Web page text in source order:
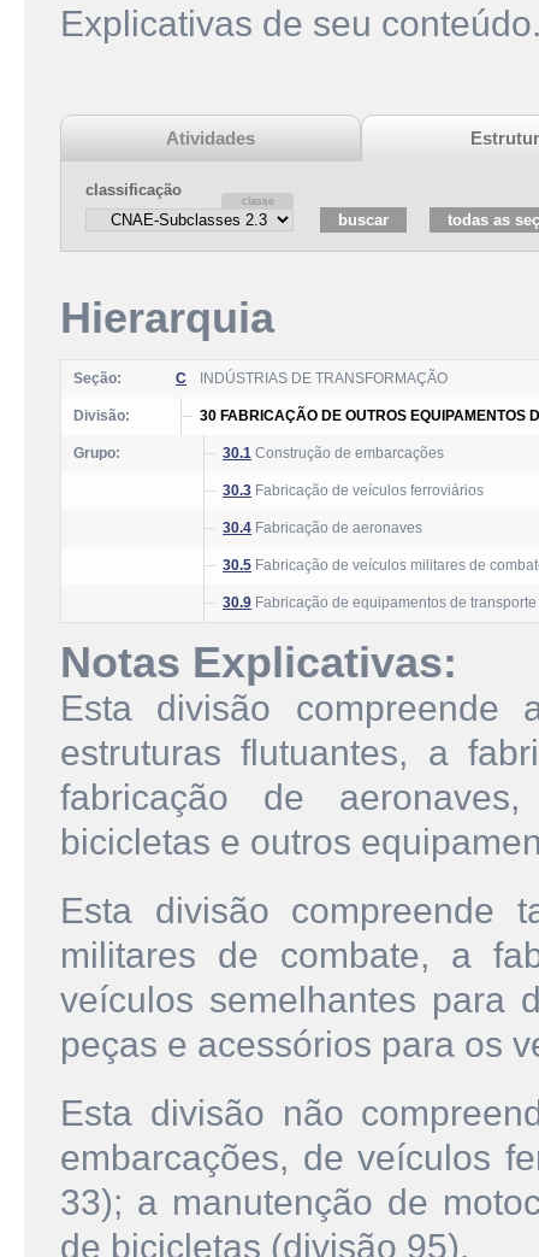
Explicativas de seu
Atividades
classificação
Hierarquia
Seção: C INDÚSTRIAS DE TRANSFORMAÇÃO
Divisão: 30 FABRICAÇÃO DE OUTROS EQUIPAMENTOS
Grupo: 30.1 Construção de embarcações
30.3 Fabricação de veículos ferroviários
30.4 Fabricação de aeronaves
30.5 Fabricação de veículos militares de
30.9 Fabricação de equipamentos de
Notas Explicativas:
Esta divisão compreende
estruturas flutuantes, a
fabricação de
bicicletas e outros
Esta divisão compreende
militares de combate, a
veículos semelhantes para
peças e acessórios para os
Esta divisão não
embarcações, de veículos
33); a manutenção de
de bicicletas (divisão 95).